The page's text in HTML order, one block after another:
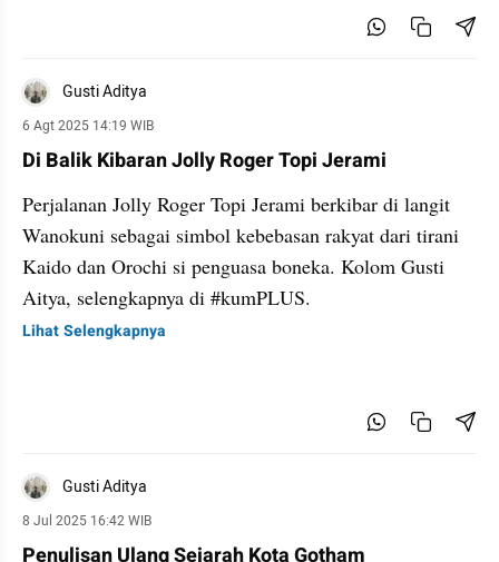
Gusti Aditya
6 Agt 2025 14:19 WIB
Di Balik Kibaran Jolly Roger Topi Jerami
Perjalanan Jolly Roger Topi Jerami berkibar di langit
Wanokuni sebagai simbol kebebasan rakyat dari tirani
Kaido dan Orochi si penguasa boneka. Kolom Gusti
Aitya, selengkapnya di #kumPLUS.
Lihat Selengkapnya
Gusti Aditya
8 Jul 2025 16:42 WIB
Penulisan Ulang Sejarah Kota Gotham